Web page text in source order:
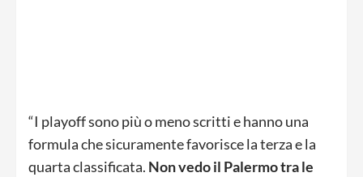
“I playoff sono più o meno scritti e hanno una
formula che sicuramente favorisce la terza e la
quarta classificata. Non vedo il Palermo tra le